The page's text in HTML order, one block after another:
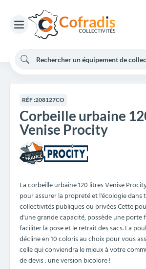
RÉF :208127CO
Corbeille urbaine
Venise Procity
La corbeille urbaine 120 litres Venise
pour assurer la propreté et l'écologie dans
collectivités publiques ou privées Cette
d'une grande capacité, possède une
faciliter la pose et le retrait des sacs. La
décline en 10 coloris au choix pour vous
celle qui conviendra le mieux à votre
de devis : une version bicolore !